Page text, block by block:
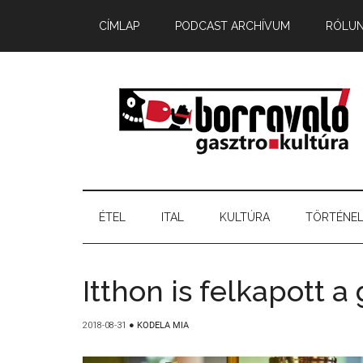
CÍMLAP PODCAST ARCHÍVUM
ÉTEL ITAL KULTÚRA
Itthon is felkapott a
2018-08-31 ● KODELA MIA